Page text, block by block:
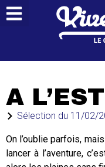
A
Sélection du 11/02/
On l’oublie parfois,
lancer à l’aventure,